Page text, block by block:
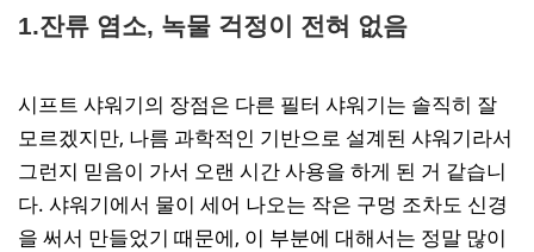
1.잔류 염소, 녹물 걱정이 전혀 없음
시프트 샤워기의 장점은 다른 필터 샤워기는 솔직히 잘
모르겠지만, 나름 과학적인 기반으로 설계된 샤워기라서
그런지 믿음이 가서 오랜 시간 사용을 하게 된 거 같습니
다. 샤워기에서 물이 세어 나오는 작은 구멍 조차도 신경
을 써서 만들었기 때문에, 이 부분에 대해서는 정말 많이